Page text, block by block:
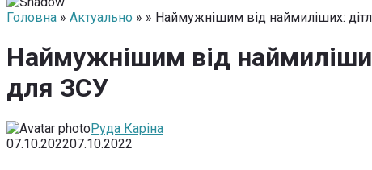
Головна » Актуально » » Наймужнішим від наймиліших:
Наймужнішим від
для ЗСУ
Руда Каріна
07.10.202207.10.2022